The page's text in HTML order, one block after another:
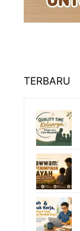
TERBARU